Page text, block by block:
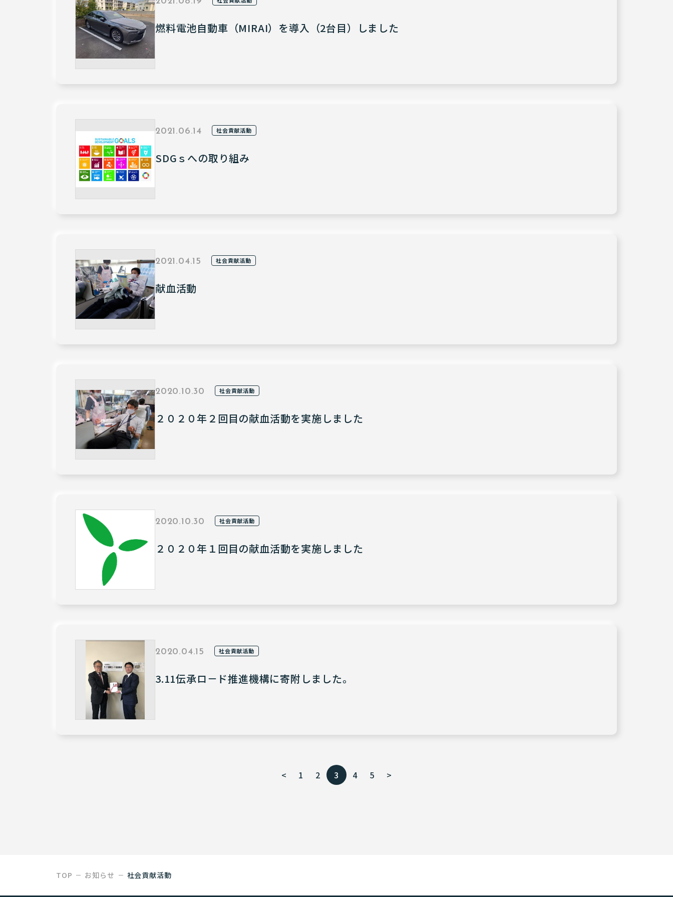
燃料電池自動車（MIRAI）を導入（2台目）しました
2021.06.14 社会貢献活動
SDGｓへの取り組み
2021.04.15 社会貢献活動
献血活動
2020.10.30 社会貢献活動
２０２０年２回目の献血活動を実施しました
2020.10.30 社会貢献活動
２０２０年１回目の献血活動を実施しました
2020.04.15 社会貢献活動
3.11伝承ロ－ド推進機構に寄附しました。
< 1 2 3 4 5 >
TOP お知らせ 社会貢献活動